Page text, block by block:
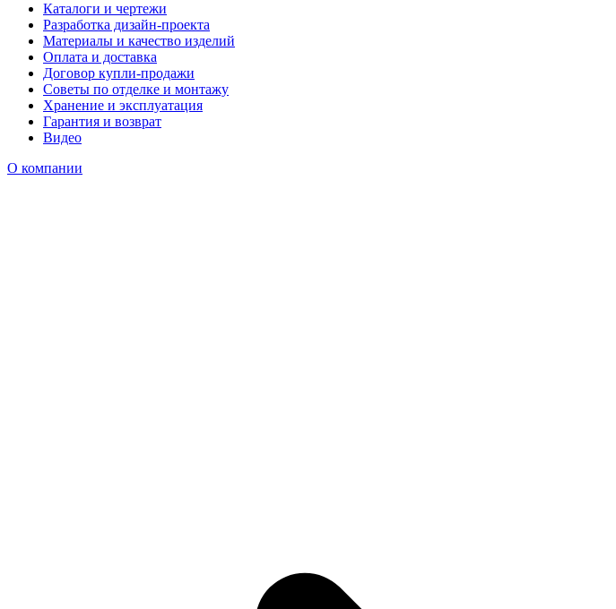
Каталоги и чертежи
Разработка дизайн-проекта
Материалы и качество изделий
Оплата и доставка
Договор купли-продажи
Советы по отделке и монтажу
Хранение и эксплуатация
Гарантия и возврат
Видео
О компании